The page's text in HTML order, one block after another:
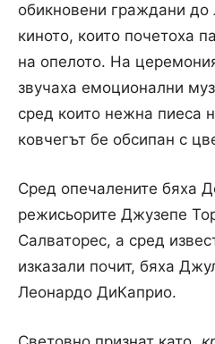
обикновени граждани до
киното, които почетоха
на опелото. На
звучаха емоционални
сред които нежна пиеса
ковчегът бе обсипан с
Сред опечалените бяха
режисьорите Джузепе
Салваторес, а сред
изказали почит, бяха
Леонардо ДиКаприо.